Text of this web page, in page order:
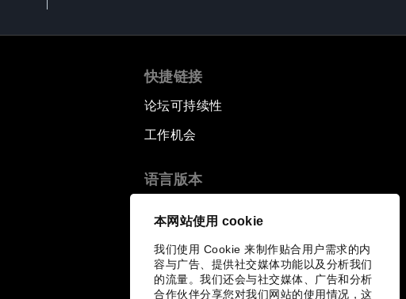
本网站使用 cookie
我们使用 Cookie 来制作贴合用户需求的内
容与广告、提供社交媒体功能以及分析我们
的流量。我们还会与社交媒体、广告和分析
合作伙伴分享您对我们网站的使用情况，这
快捷链接
论坛可持续性
工作机会
语言版本